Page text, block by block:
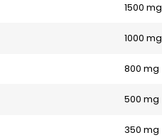
1500 mg
1000 mg
800 mg
500 mg
350 mg